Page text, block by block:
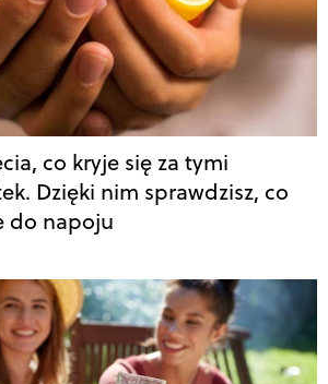
co kryje się za tymi
Dzięki nim sprawdzisz, co
do napoju